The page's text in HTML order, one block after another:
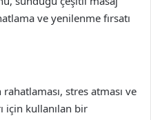
ve yenilenme fırsatı
stres atması ve
için kullanılan bir